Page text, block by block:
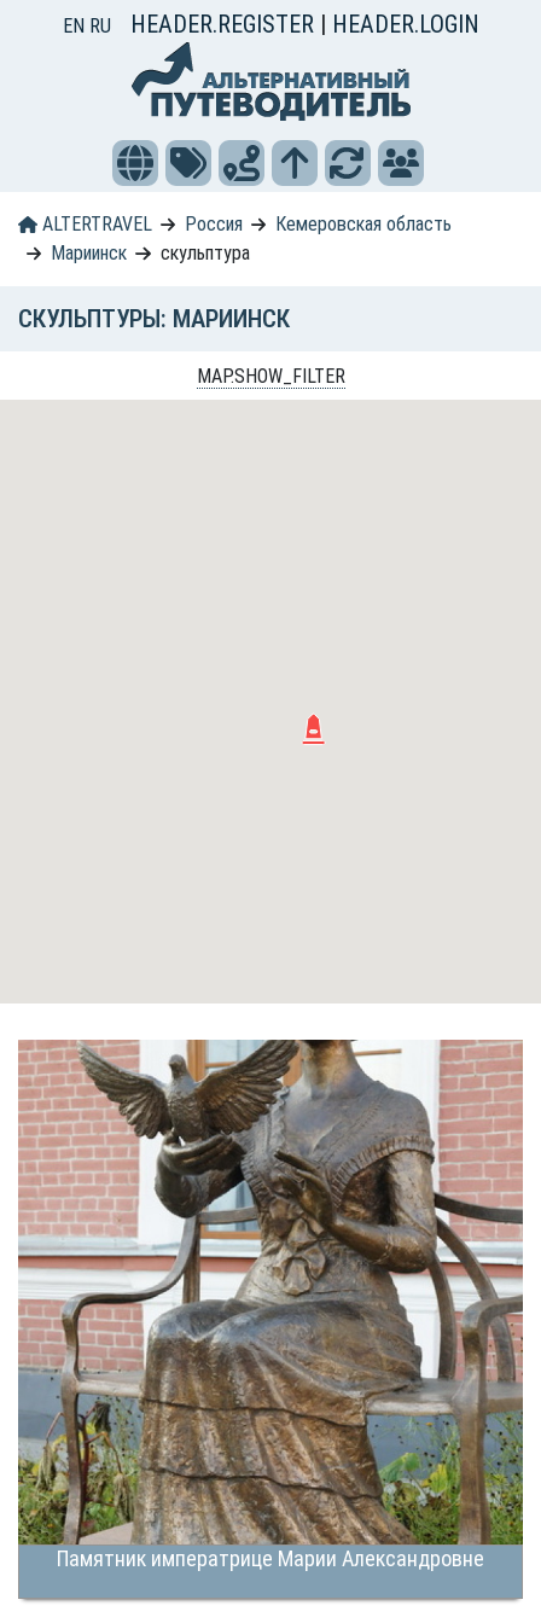
EN RU HEADER.REGISTER | HEADER.LOGIN
ALTERTRAVEL Россия
Кемеровская область
Мариинск
скульптура
СКУЛЬПТУРЫ: МАРИИНСК
MAP.SHOW_FILTER
Памятник императрице Марии Александровне